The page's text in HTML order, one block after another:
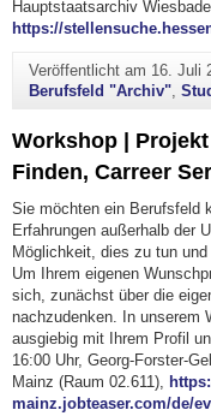
Hauptstaatsarchiv
https://
Veröffentlicht am 16. Juli
Berufsfeld "Archiv",
Workshop |
Finden, Carreer
Sie möchten ein Berufsfeld
Erfahrungen außerhalb der
Möglichkeit, dies zu tun
Um Ihrem eigenen
sich, zunächst über die
nachzudenken. In unserem
ausgiebig mit Ihrem Profil
16:00 Uhr, Georg-Forster-
Mainz (Raum 02.611),
mainz.jobteaser.com/de/